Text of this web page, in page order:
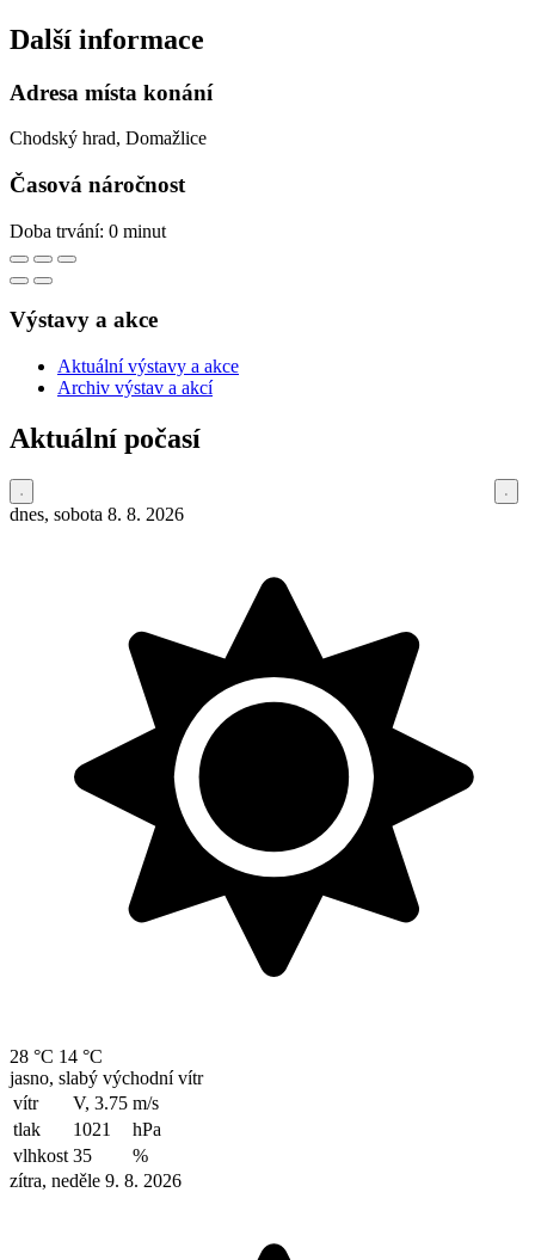
Další informace
Adresa místa konání
Chodský hrad, Domažlice
Časová náročnost
Doba trvání: 0 minut
Výstavy a akce
Aktuální výstavy a akce
Archiv výstav a akcí
Aktuální počasí
dnes, sobota 8. 8. 2026
28 °C 14 °C
jasno, slabý východní vítr
vítr
V, 3.75 m/s
tlak
1021
hPa
vlhkost 35
%
zítra, neděle 9. 8. 2026